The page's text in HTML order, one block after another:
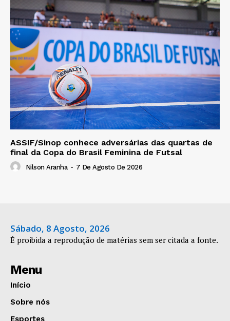
ASSIF/Sinop conhece adversárias das quartas de
final da Copa do Brasil Feminina de Futsal
Nilson Aranha - 7 De Agosto De 2026
Sábado, 8 Agosto, 2026
É proibida a reprodução de matérias sem ser citada a fonte.
Menu
Início
Sobre nós
Esportes